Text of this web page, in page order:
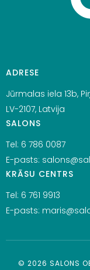
ADRESE
Jūrmalas iela 13b,
LV-2107, Latvija
SALONS
Tel: 6 786 0087
E-pasts:
KRĀSU CENTRS
Tel: 6 761 9913
E-pasts:
© 2026 SALONS